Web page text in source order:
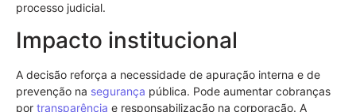
processo judicial.
Impacto institucional
A decisão reforça a necessidade de apuração interna e de
prevenção na segurança pública. Pode aumentar cobranças
por transparência e responsabilização na corporação. A